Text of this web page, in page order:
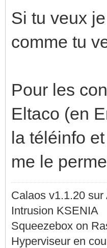
Si tu veux
comme tu
Pour les
Eltaco (en
la téléinfo
me le
Calaos v1.1.20
Intrusion KSENIA
Squeezebox on
Hyperviseur en